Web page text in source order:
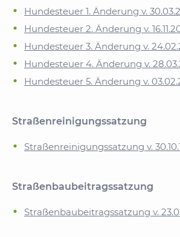
Hundesteuer 1. Änderung v.
Hundesteuer 2. Änderung v.
Hundesteuer 3. Änderung v.
Hundesteuer 4. Änderung v.
Hundesteuer 5. Änderung v.
Straßenreinigungssatzung
Straßenreinigungssatzung v.
Straßenbaubeitragssatzung
Straßenbaubeitragssatzung v.